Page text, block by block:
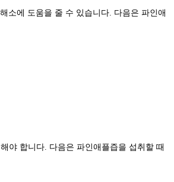
소에 도움을 줄 수 있습니다. 다음은 파인애
야 합니다. 다음은 파인애플즙을 섭취할 때